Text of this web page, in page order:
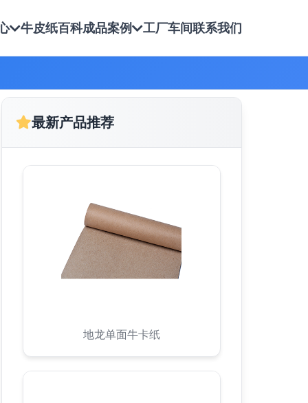
牛皮纸百科成品案例 工厂车间联系我们
最新产品推荐
地龙单面牛卡纸